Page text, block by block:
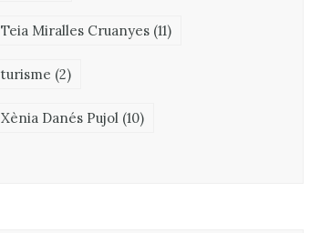
Teia Miralles Cruanyes (11)
turisme (2)
Xènia Danés Pujol (10)